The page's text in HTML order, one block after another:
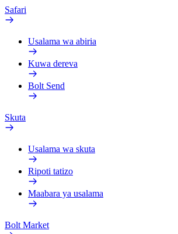
Safari
Usalama wa abiria
Kuwa dereva
Bolt Send
Skuta
Usalama wa skuta
Ripoti tatizo
Maabara ya usalama
Bolt Market